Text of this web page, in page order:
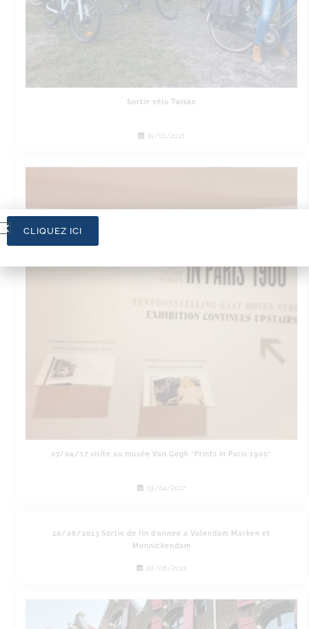
Sortie vélo Twiske
15/01/2021
07/04/17 visite au musée Van Gogh “Prints in Paris 1900”
19/04/2017
20/06/2013 Sortie de fin d’annee a Volendam Marken et
Monnickendam
20/06/2013
CLIQUEZ ICI